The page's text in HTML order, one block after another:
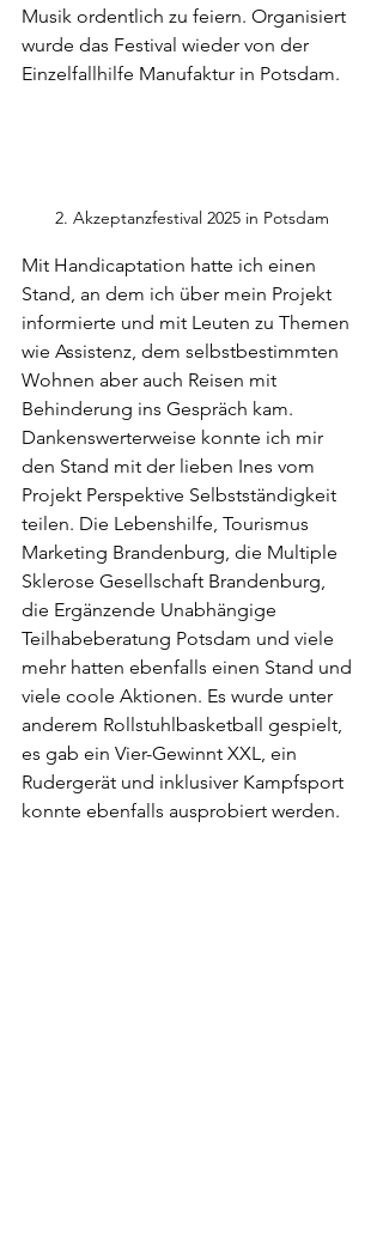
Musik ordentlich zu feiern. Organisiert
wurde das Festival wieder von der
Einzelfallhilfe Manufaktur in Potsdam.
2. Akzeptanzfestival 2025 in Potsdam
Mit Handicaptation hatte ich einen
Stand, an dem ich über mein Projekt
informierte und mit Leuten zu Themen
wie Assistenz, dem selbstbestimmten
Wohnen aber auch Reisen mit
Behinderung ins Gespräch kam.
Dankenswerterweise konnte ich mir
den Stand mit der lieben Ines vom
Projekt Perspektive Selbstständigkeit
teilen. Die Lebenshilfe, Tourismus
Marketing Brandenburg, die Multiple
Sklerose Gesellschaft Brandenburg,
die Ergänzende Unabhängige
Teilhabeberatung Potsdam und viele
mehr hatten ebenfalls einen Stand und
viele coole Aktionen. Es wurde unter
anderem Rollstuhlbasketball gespielt,
es gab ein Vier-Gewinnt XXL, ein
Rudergerät und inklusiver Kampfsport
konnte ebenfalls ausprobiert werden.